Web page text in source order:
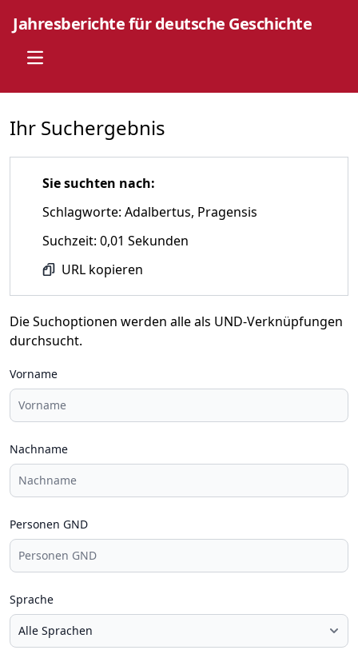
Jahresberichte für deutsche Geschichte
Open main menu
Ihr Suchergebnis
Sie suchten nach:
Schlagworte: Adalbertus, Pragensis
Suchzeit: 0,01 Sekunden
URL kopieren
Die Suchoptionen werden alle als UND-Verknüpfungen
durchsucht.
Vorname
Nachname
Personen GND
Sprache